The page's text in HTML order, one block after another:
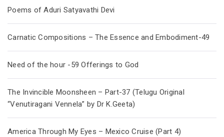
Poems of Aduri Satyavathi Devi
Carnatic Compositions – The Essence and Embodiment-49
Need of the hour -59 Offerings to God
The Invincible Moonsheen – Part-37 (Telugu Original
“Venutiragani Vennela” by Dr K.Geeta)
America Through My Eyes – Mexico Cruise (Part 4)